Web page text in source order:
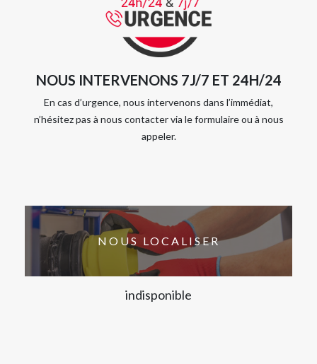
NOUS INTERVENONS 7J/7 ET 24H/24
En cas d’urgence, nous intervenons dans l’immédiat,
n’hésitez pas à nous contacter via le formulaire ou à nous
appeler.
NOUS LOCALISER
indisponible